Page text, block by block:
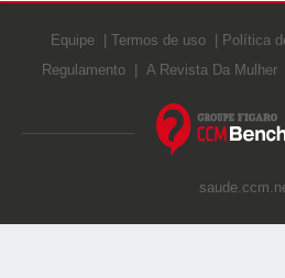
Equipe Termos de uso Política
Regulamento
A Revista Da Mulher